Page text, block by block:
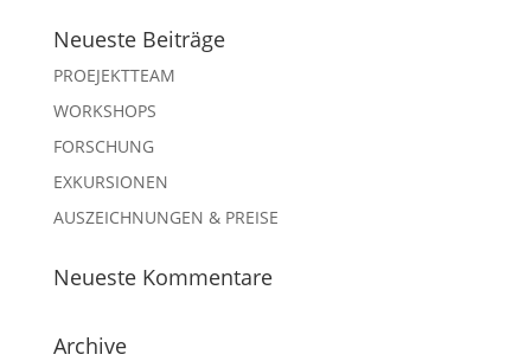
Neueste Beiträge
PROEJEKTTEAM
WORKSHOPS
FORSCHUNG
EXKURSIONEN
AUSZEICHNUNGEN & PREISE
Neueste Kommentare
Archive